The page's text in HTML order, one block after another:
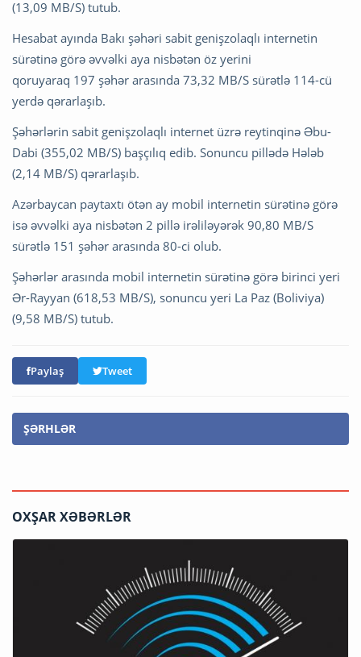
(13,09 MB/S) tutub.
Hesabat ayında Bakı şəhəri sabit genişzolaqlı internetin
sürətinə görə əvvəlki aya nisbətən öz yerini
qoruyaraq 197 şəhər arasında 73,32 MB/S sürətlə 114-cü
yerdə qərarlaşıb.
Şəhərlərin sabit genişzolaqlı internet üzrə reytinqinə Əbu-
Dabi (355,02 MB/S) başçılıq edib. Sonuncu pillədə Hələb
(2,14 MB/S) qərarlaşıb.
Azərbaycan paytaxtı ötən ay mobil internetin sürətinə görə
isə əvvəlki aya nisbətən 2 pillə irəliləyərək 90,80 MB/S
sürətlə 151 şəhər arasında 80-ci olub.
Şəhərlər arasında mobil internetin sürətinə görə birinci yeri
Ər-Rayyan (618,53 MB/S), sonuncu yeri La Paz (Boliviya)
(9,58 MB/S) tutub.
Paylaş Tweet
ŞƏRHLƏR
OXŞAR XƏBƏRLƏR